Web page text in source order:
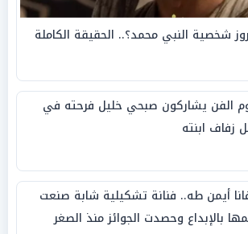
شخصية النبي محمد؟.. الحقيقة الكاملة
الفن يشاركون صبحي خليل فرحته في
زفاف ابنته
أيمن طه.. فنانة تشكيلية شابة صنعت
بالإبداع وحصدت الجوائز منذ الصغر